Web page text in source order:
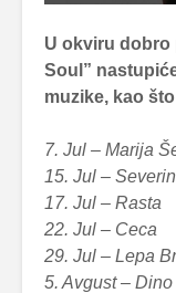
U okviru dobro
Soul”
muzike, kao
7. Jul – Marija
15. Jul –
17. Jul – Rasta
22. Jul – Ceca
29. Jul – Lepa
5. Avgust –